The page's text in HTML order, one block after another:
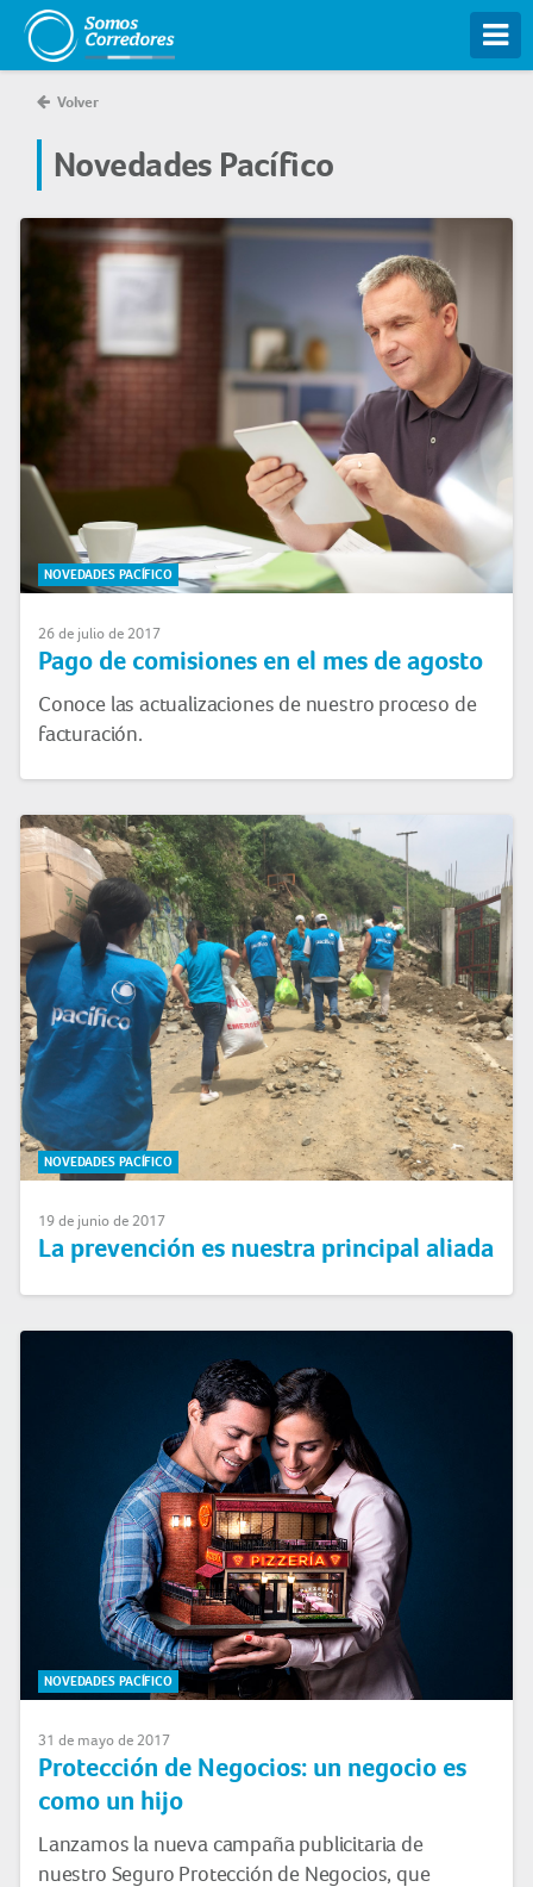
Volver
Novedades Pacífico
NOVEDADES PACÍFICO
26 de julio de 2017
Pago de comisiones en el mes de agosto
Conoce las actualizaciones de nuestro proceso de
facturación.
NOVEDADES PACÍFICO
19 de junio de 2017
La prevención es nuestra principal aliada
NOVEDADES PACÍFICO
31 de mayo de 2017
Protección de Negocios: un negocio es
como un hijo
Lanzamos la nueva campaña publicitaria de
nuestro Seguro Protección de Negocios, que